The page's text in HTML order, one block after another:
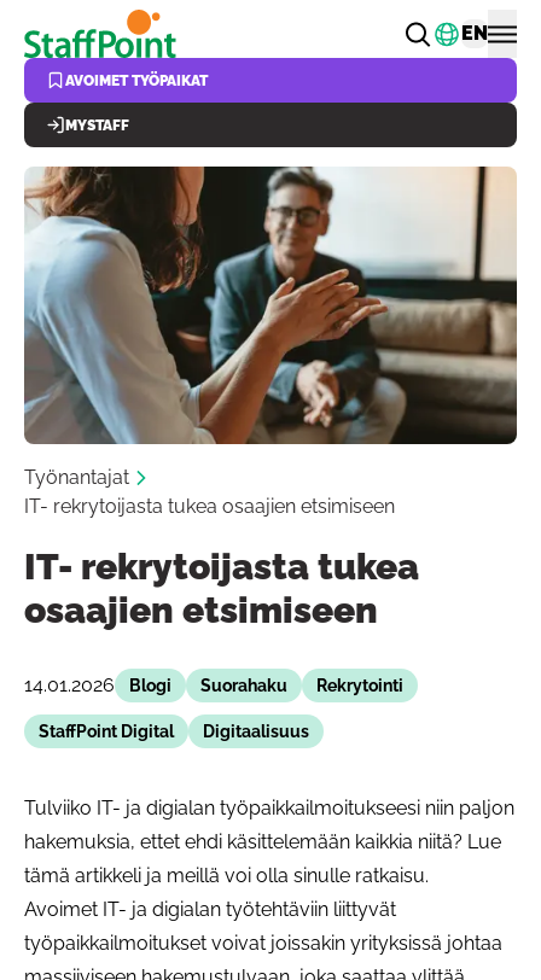
Hyppää pääsisältöön Vaihda
EN
AVOIMET TYÖPAIKAT
MYSTAFF
Työnantajat
IT- rekrytoijasta tukea osaajien etsimiseen
IT- rekrytoijasta tukea
osaajien etsimiseen
14.01.2026 Blogi Suorahaku Rekrytointi
StaffPoint Digital Digitaalisuus
Tulviiko IT- ja digialan työpaikkailmoitukseesi niin paljon
hakemuksia, ettet ehdi käsittelemään kaikkia niitä? Lue
tämä artikkeli ja meillä voi olla sinulle ratkaisu.
Avoimet IT- ja digialan työtehtäviin liittyvät
työpaikkailmoitukset voivat joissakin yrityksissä johtaa